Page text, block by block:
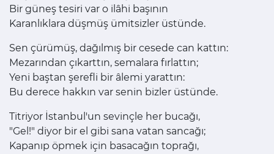
Bir güneş tesiri var o ilâhi başının
Karanlıklara düşmüş ümitsizler üstünde.
Sen çürümüş, dağılmış bir cesede can kattın:
Mezarından çıkarttın, semalara fırlattın;
Yeni baştan şerefli bir âlemi yarattın:
Bu derece hakkın var senin bizler üstünde.
Titriyor İstanbul'un sevinçle her bucağı,
"Gel!" diyor bir el gibi sana vatan sancağı;
Kapanıp öpmek için basacağın toprağı,